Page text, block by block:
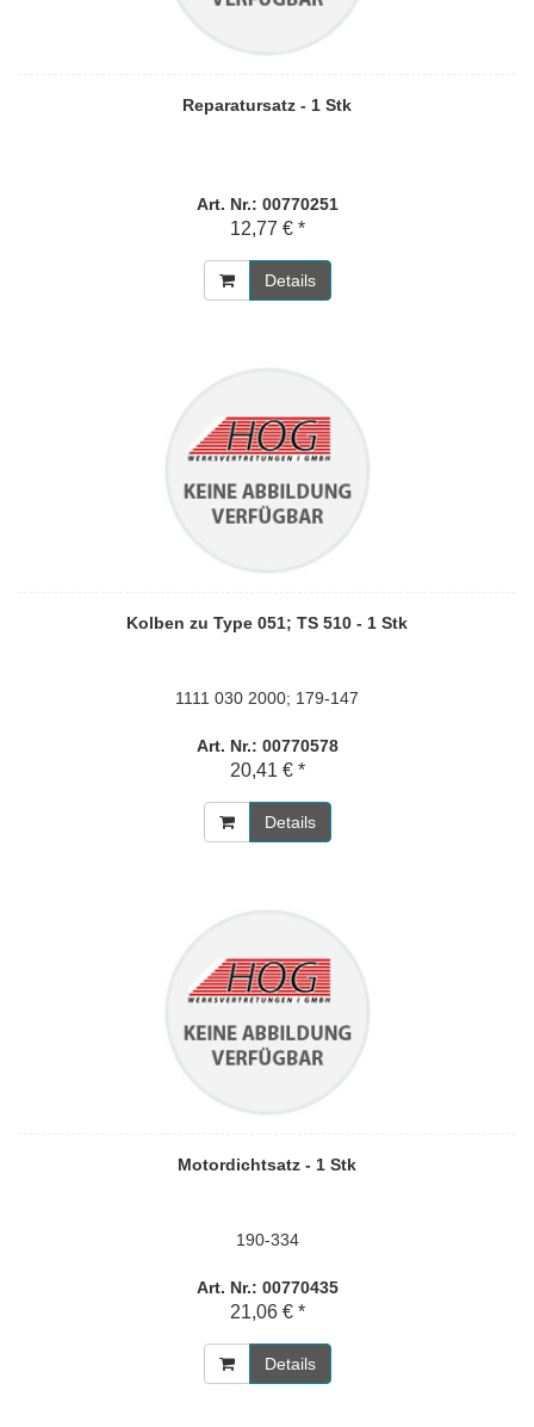
Reparatursatz - 1 Stk
Art. Nr.: 00770251
12,77 € *
Details
Kolben zu Type 051; TS 510 - 1 Stk
1111 030 2000; 179-147
Art. Nr.: 00770578
20,41 € *
Details
Motordichtsatz - 1 Stk
190-334
Art. Nr.: 00770435
21,06 € *
Details